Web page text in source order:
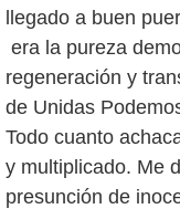
llegado a buen
era la pureza
regeneración y
de Unidas
Todo cuanto
y multiplicado. Me
presunción de